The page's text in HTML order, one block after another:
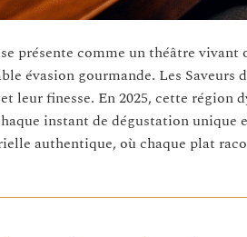
présente comme un théâtre
évasion gourmande. Les
leur finesse. En 2025, cette région
instant de dégustation unique
authentique, où chaque plat